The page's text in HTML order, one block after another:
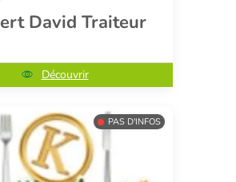
David Traiteur
Découvrir
PAS D'INFOS